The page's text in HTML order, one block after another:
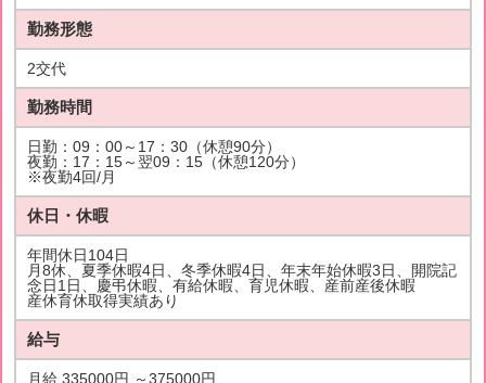
勤務形態
2交代
勤務時間
日勤：09：00～17：30（休憩90分）
夜勤：17：15～翌09：15（休憩120分）
※夜勤4回/月
休日・休暇
年間休日104日
月8休、夏季休暇4日、冬季休暇4日、年末年始休暇3日、開院記
念日1日、慶弔休暇、有給休暇、育児休暇、産前産後休暇
産休育休取得実績あり
給与
月給 335000円 ～375000円